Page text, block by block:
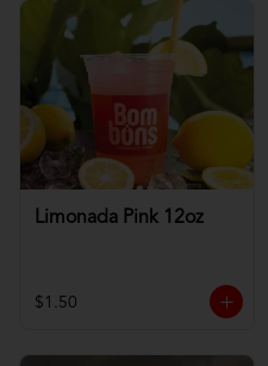
Limonada Pink 12oz
$1.50